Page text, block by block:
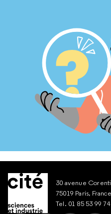
30 avenue
75019 Paris, France
Tel. 01 85 53 99 74